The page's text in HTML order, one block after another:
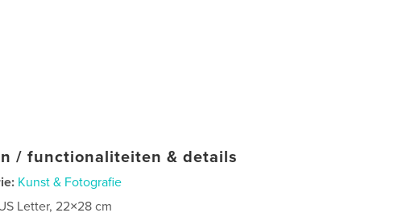
/ functionaliteiten & details
Kunst & Fotografie
Letter, 22×28 cm